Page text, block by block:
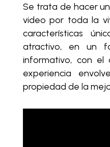
Se trata de hacer
video por toda la
características
atractivo, en un
informativo, con el
experiencia
propiedad de la